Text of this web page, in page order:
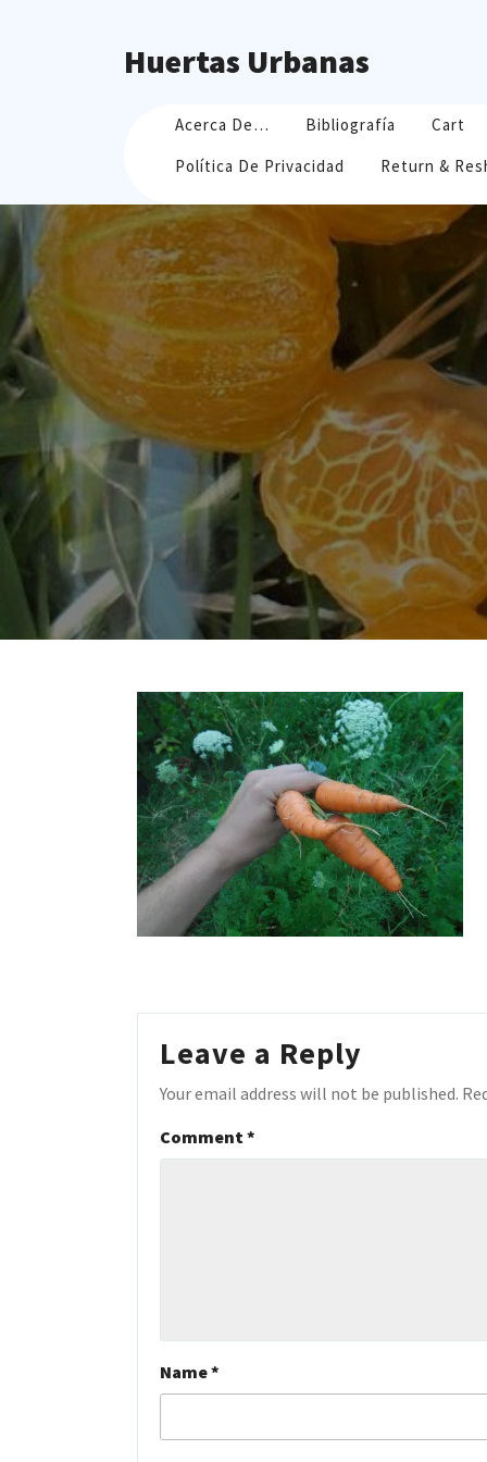
Huertas Urbanas
Acerca De… Bibliografía Cart
Política De Privacidad
Return &
Leave a Reply
Your email address will not be published.
Comment*
Name*